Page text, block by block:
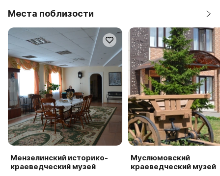
Места поблизости
Мензелинский историко-
краеведческий музей
Муслюмовский
краеведческий музей